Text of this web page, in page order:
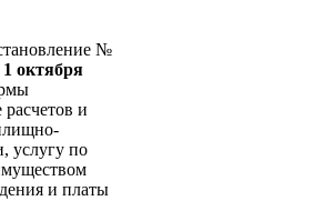
№
1 октября
и
услугу по
и платы